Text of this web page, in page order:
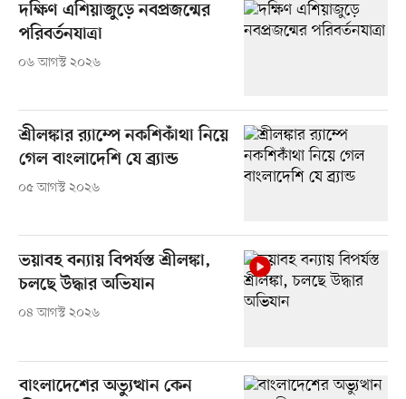
দক্ষিণ এশিয়াজুড়ে নবপ্রজন্মের
পরিবর্তনযাত্রা
০৬ আগস্ট ২০২৬
শ্রীলঙ্কার র‍্যাম্পে নকশিকাঁথা নিয়ে
গেল বাংলাদেশি যে ব্র্যান্ড
০৫ আগস্ট ২০২৬
ভয়াবহ বন্যায় বিপর্যস্ত শ্রীলঙ্কা,
চলছে উদ্ধার অভিযান
০৪ আগস্ট ২০২৬
বাংলাদেশের অভ্যুত্থান কেন